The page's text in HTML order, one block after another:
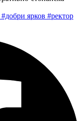
#добри ярков #ректор